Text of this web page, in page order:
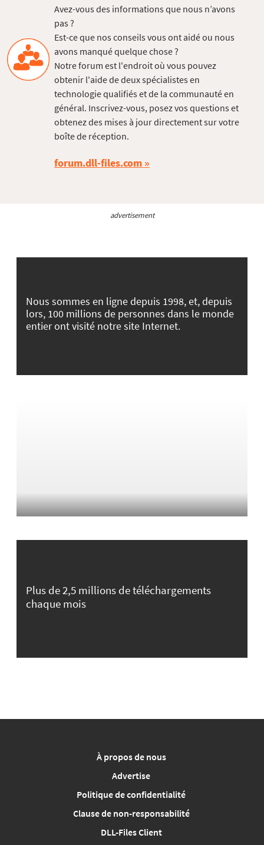
Avez-vous des informations que nous n’avons
pas ?
Est-ce que nos conseils vous ont aidé ou nous
avons manqué quelque chose ?
Notre forum est l'endroit où vous pouvez
obtenir l'aide de deux spécialistes en
technologie qualifiés et de la communauté en
général. Inscrivez-vous, posez vos questions et
obtenez des mises à jour directement sur votre
boîte de réception.
forum.dll-files.com
advertisement
Nous sommes en ligne depuis 1998, et, depuis
lors, 100 millions de personnes dans le monde
entier ont visité notre site Internet.
Plus de 2,5 millions de téléchargements
chaque mois
À propos de nous
Advertise
Politique de confidentialité
Clause de non-responsabilité
DLL-Files Client